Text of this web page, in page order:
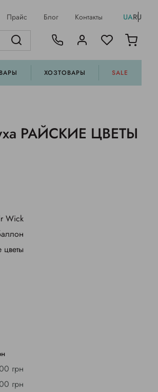
Прайс Блог Контакты UARU
ХОЗТОВАРЫ SALE
РАЙСКИЕ ЦВЕТЫ
Wick
цветы
грн
грн